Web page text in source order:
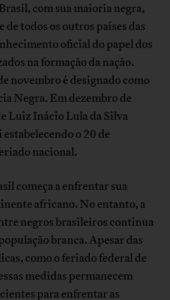
com sua maioria negra,
de todos os outros países das
oficial do papel dos
na formação da nação.
novembro é designado como
Negra. Em dezembro de
Luiz Inácio Lula da Silva
o 20 de
nacional.
começa a enfrentar sua
africano. No entanto, a
negros brasileiros continua
branca. Apesar das
como o feriado federal de
medidas permanecem
para enfrentar as